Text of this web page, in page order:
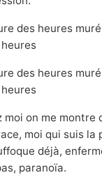
des heures
des heures
moi on me montre
moi qui suis la
déjà,
paranoïa.